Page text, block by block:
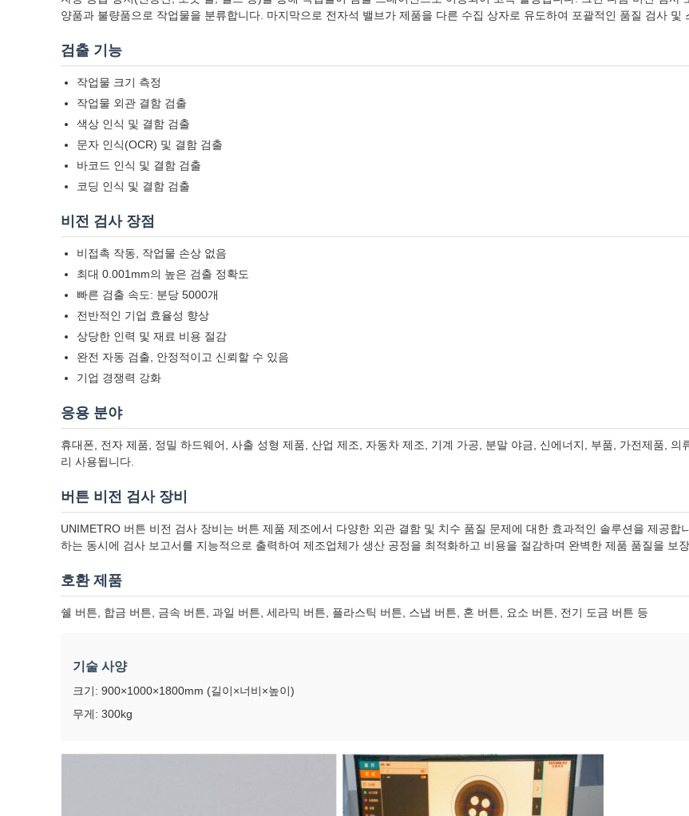
양품과 불량품으로 작업물을 분류합니다. 마지막으로 전자석 밸브가 제품을 다른 수집 상자로 유도하여 포괄적인 품질 검사 및
검출 기능
작업물 크기 측정
작업물 외관 결함 검출
색상 인식 및 결함 검출
문자 인식(OCR) 및 결함 검출
바코드 인식 및 결함 검출
코딩 인식 및 결함 검출
비전 검사 장점
비접촉 작동, 작업물 손상 없음
최대 0.001mm의 높은 검출 정확도
빠른 검출 속도: 분당 5000개
전반적인 기업 효율성 향상
상당한 인력 및 재료 비용 절감
완전 자동 검출, 안정적이고 신뢰할 수 있음
기업 경쟁력 강화
응용 분야
휴대폰, 전자 제품, 정밀 하드웨어, 사출 성형 제품, 산업 제조, 자동차 제조, 기계 가공, 분말 야금, 신에너지, 부품, 가전제품,
리 사용됩니다.
버튼 비전 검사 장비
UNIMETRO 버튼 비전 검사 장비는 버튼 제품 제조에서 다양한 외관 결함 및 치수 품질 문제에 대한 효과적인 솔루션을 제공
하는 동시에 검사 보고서를 지능적으로 출력하여 제조업체가 생산 공정을 최적화하고 비용을 절감하며 완벽한 제품 품질을 보
호환 제품
쉘 버튼, 합금 버튼, 금속 버튼, 과일 버튼, 세라믹 버튼, 플라스틱 버튼, 스냅 버튼, 혼 버튼, 요소 버튼, 전기 도금 버튼 등
기술 사양
크기: 900×1000×1800mm (길이×너비×높이)
무게: 300kg